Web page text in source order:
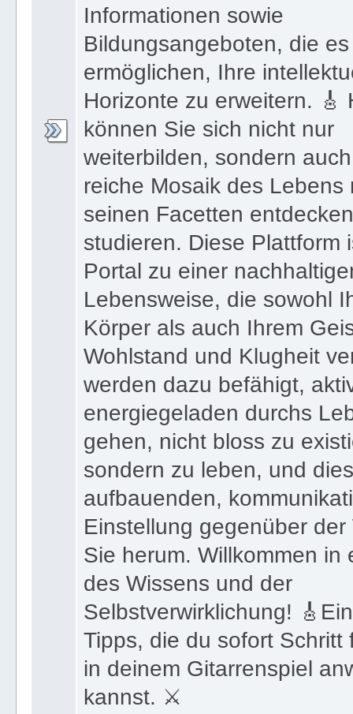
Informationen sowie
Bildungsangeboten, die
ermöglichen, Ihre
Horizonte zu erweitern. 🎸
können Sie sich nicht nur
weiterbilden, sondern
reiche Mosaik des Lebens
seinen Facetten
studieren. Diese Plattform
Portal zu einer
Lebensweise, die sowohl
Körper als auch Ihrem
Wohlstand und Klugheit
werden dazu befähigt,
energiegeladen durchs
gehen, nicht bloss zu
sondern zu leben, und
aufbauenden,
Einstellung gegenüber der
Sie herum. Willkommen in
des Wissens und der
Selbstverwirklichung!
Tipps, die du sofort Schritt
in deinem Gitarrenspiel
kannst. ⚔